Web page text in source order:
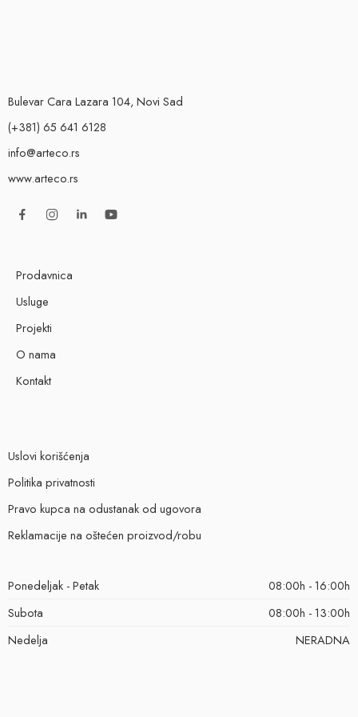
Bulevar Cara Lazara 104, Novi Sad
(+381) 65 641 6128
info@arteco.rs
www.arteco.rs
Prodavnica
Usluge
Projekti
O nama
Kontakt
Uslovi korišćenja
Politika privatnosti
Pravo kupca na odustanak od ugovora
Reklamacije na oštećen proizvod/robu
Ponedeljak - Petak
08:00h - 16:00h
Subota
08:00h - 13:00h
Nedelja
NERADNA